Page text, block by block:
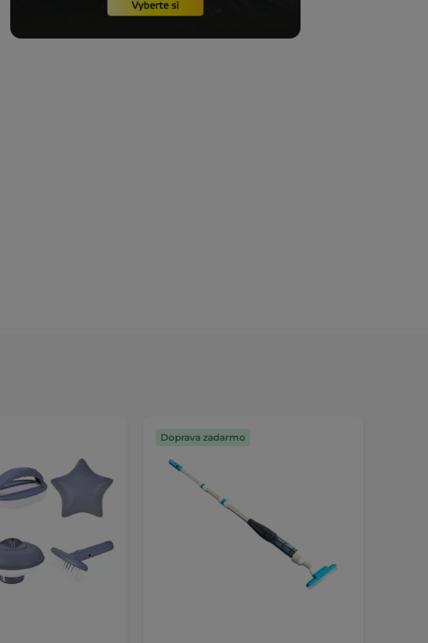
Doprava zadarmo